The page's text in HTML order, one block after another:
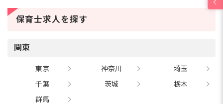
保育士求人を探す
関東
東京 神奈川
埼玉
千葉
茨城
栃木
群馬